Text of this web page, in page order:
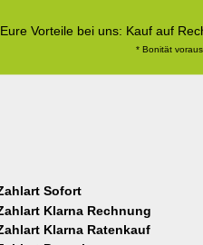
Eure Vorteile bei uns: Kauf auf
* Bonität